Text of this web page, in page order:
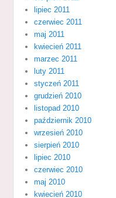
lipiec 2011
czerwiec 2011
maj 2011
kwiecień 2011
marzec 2011
luty 2011
styczeń 2011
grudzień 2010
listopad 2010
październik 2010
wrzesień 2010
sierpień 2010
lipiec 2010
czerwiec 2010
maj 2010
kwiecień 2010